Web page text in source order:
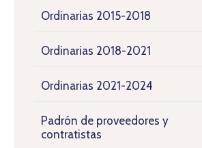
Ordinarias 2015-2018
Ordinarias 2018-2021
Ordinarias 2021-2024
Padrón de proveedores y
contratistas